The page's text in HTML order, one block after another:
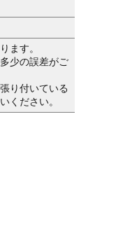
ます。
少の誤差がご
り付いている
ください。